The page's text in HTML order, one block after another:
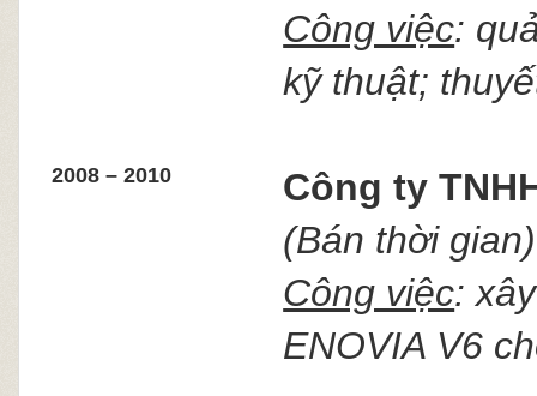
Công việc:
kỹ thuật;
2008 – 2010
Công ty
(Bán thời
Công việc:
ENOVIA V6